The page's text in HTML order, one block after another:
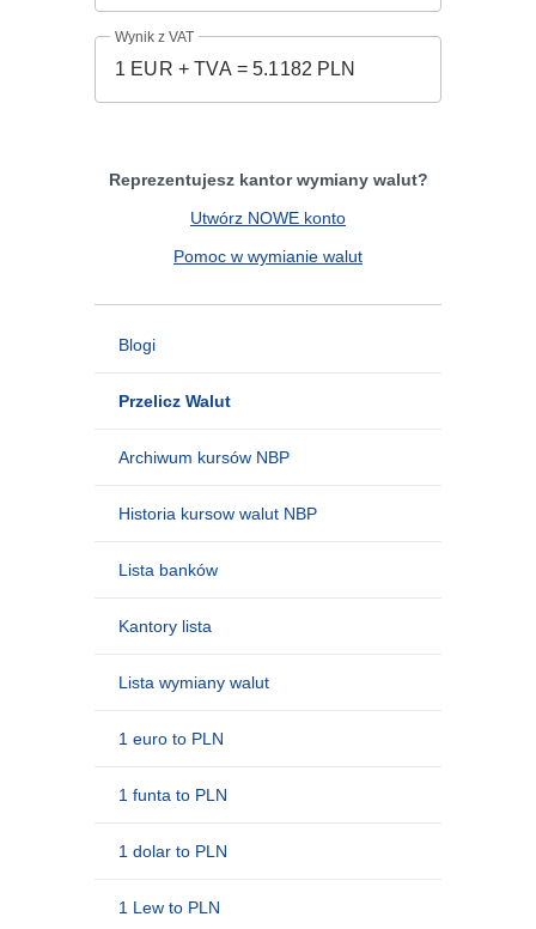
Wynik z VAT
Reprezentujesz kantor wymiany walut?
Utwórz NOWE konto
Pomoc w wymianie walut
Blogi
Przelicz Walut
Archiwum kursów NBP
Historia kursow walut NBP
Lista banków
Kantory lista
Lista wymiany walut
1 euro to PLN
1 funta to PLN
1 dolar to PLN
1 Lew to PLN